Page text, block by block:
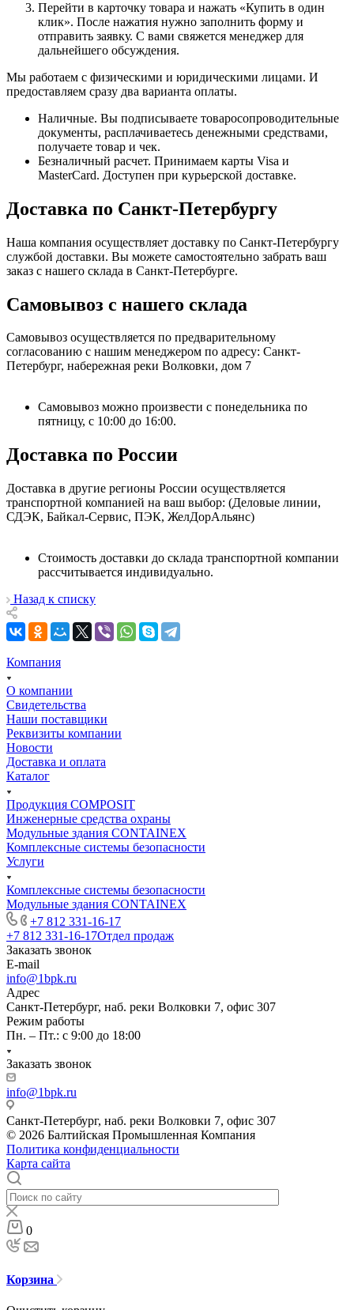
Перейти в карточку товара и нажать «Купить в один
клик». После нажатия нужно заполнить форму и
отправить заявку. С вами свяжется менеджер для
дальнейшего обсуждения.
Мы работаем с физическими и юридическими лицами. И
предоставляем сразу два варианта оплаты.
Наличные. Вы подписываете товаросопроводительные
документы, расплачиваетесь денежными средствами,
получаете товар и чек.
Безналичный расчет. Принимаем карты Visa и
MasterCard. Доступен при курьерской доставке.
Доставка по Санкт-Петербургу
Наша компания осуществляет доставку по Санкт-Петербургу
службой доставки. Вы можете самостоятельно забрать ваш
заказ с нашего склада в Санкт-Петербурге.
Самовывоз с нашего склада
Самовывоз осуществляется по предварительному
согласованию с нашим менеджером по адресу: Санкт-
Петербург, набережная реки Волковки, дом 7
Самовывоз можно произвести с понедельника по
пятницу, с 10:00 до 16:00.
Доставка по России
Доставка в другие регионы России осуществляется
транспортной компанией на ваш выбор: (Деловые линии,
СДЭК, Байкал-Сервис, ПЭК, ЖелДорАльянс)
Стоимость доставки до склада транспортной компании
рассчитывается индивидуально.
Назад к списку
Компания
О компании
Свидетельства
Наши поставщики
Реквизиты компании
Новости
Доставка и оплата
Каталог
Продукция COMPOSIT
Инженерные средства охраны
Модульные здания CONTAINEX
Комплексные системы безопасности
Услуги
Комплексные системы безопасности
Модульные здания CONTAINEX
+7 812 331-16-17
+7 812 331-16-17Отдел продаж
Заказать звонок
E-mail
info@1bpk.ru
Адрес
Санкт-Петербург, наб. реки Волковки 7, офис 307
Режим работы
Пн. – Пт.: с 9:00 до 18:00
Заказать звонок
info@1bpk.ru
Санкт-Петербург, наб. реки Волковки 7, офис 307
© 2026 Балтийская Промышленная Компания
Политика конфиденциальности
Карта сайта
0
Корзина